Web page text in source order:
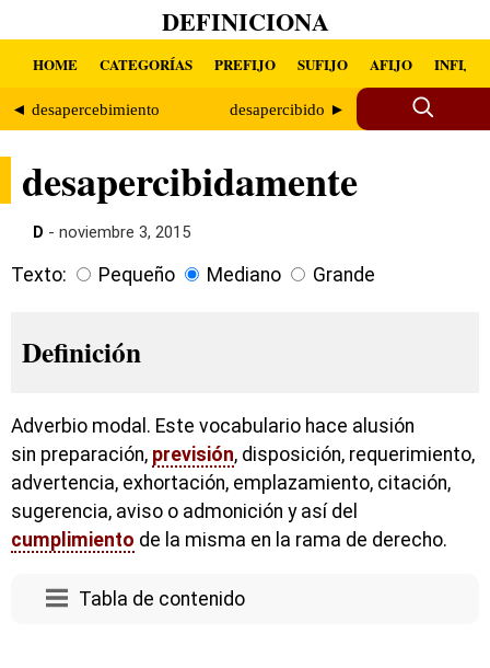
DEFINICIONA
HOME CATEGORÍAS PREFIJO SUFIJO AFIJO INFIJO
◄ desapercebimiento desapercibido ►
desapercibidamente
D - noviembre 3, 2015
Texto: Pequeño Mediano Grande
Definición
Adverbio modal. Este vocabulario hace alusión
sin preparación, previsión, disposición, requerimiento,
advertencia, exhortación, emplazamiento, citación,
sugerencia, aviso o admonición y así del
cumplimiento de la misma en la rama de derecho.
Tabla de contenido